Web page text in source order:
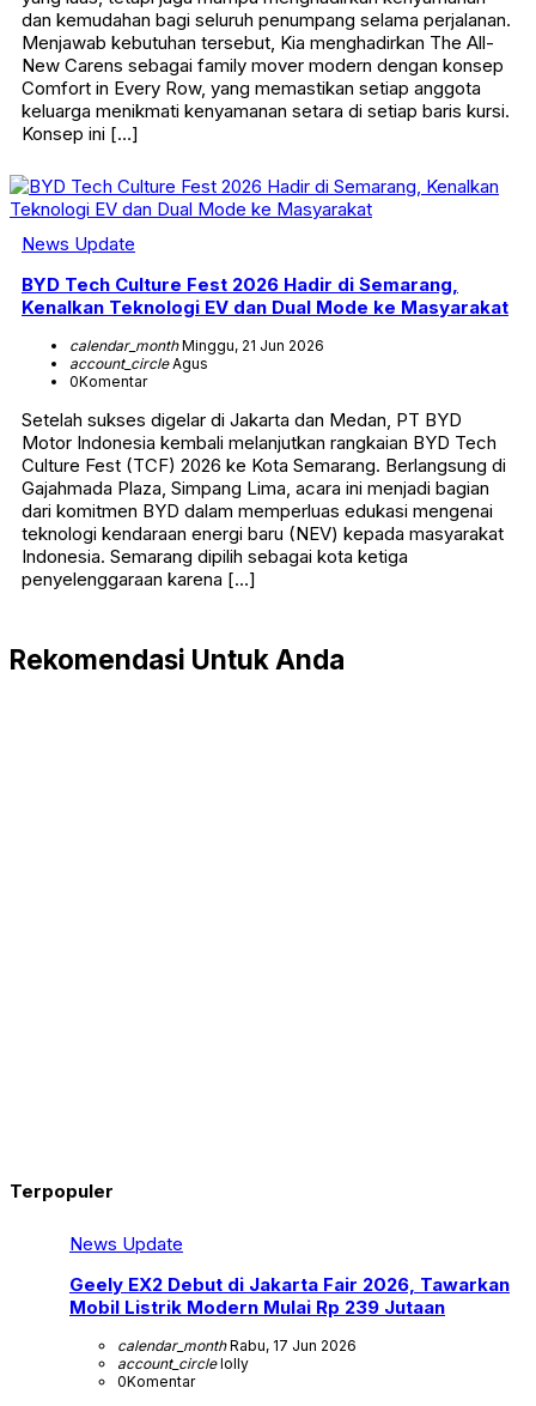
dan kemudahan bagi seluruh penumpang selama perjalanan.
Menjawab kebutuhan tersebut, Kia menghadirkan The All-
New Carens sebagai family mover modern dengan konsep
Comfort in Every Row, yang memastikan setiap anggota
keluarga menikmati kenyamanan setara di setiap baris kursi.
Konsep ini […]
News Update
BYD Tech Culture Fest 2026 Hadir di Semarang,
Kenalkan Teknologi EV dan Dual Mode ke Masyarakat
calendar_monthMinggu, 21 Jun 2026
account_circleAgus
0Komentar
Setelah sukses digelar di Jakarta dan Medan, PT BYD
Motor Indonesia kembali melanjutkan rangkaian BYD Tech
Culture Fest (TCF) 2026 ke Kota Semarang. Berlangsung di
Gajahmada Plaza, Simpang Lima, acara ini menjadi bagian
dari komitmen BYD dalam memperluas edukasi mengenai
teknologi kendaraan energi baru (NEV) kepada masyarakat
Indonesia. Semarang dipilih sebagai kota ketiga
penyelenggaraan karena […]
Rekomendasi Untuk Anda
Terpopuler
News Update
Geely EX2 Debut di Jakarta Fair 2026, Tawarkan
Mobil Listrik Modern Mulai Rp 239 Jutaan
calendar_monthRabu, 17 Jun 2026
account_circlelolly
0Komentar